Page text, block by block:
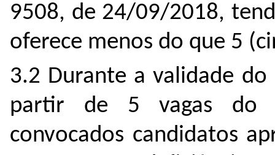
9508, de 24/09/2018,
oferece menos do que 5
3.2 Durante a validade
partir de 5 vagas do
convocados candidatos